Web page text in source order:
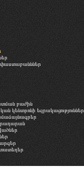
փաստաբանններ
բաժին
կենտրոնի եզրակացություններ